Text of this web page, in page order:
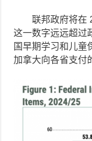
联邦政府将在
这一数字远远超过
国早期学习和儿童
加拿大向各省支付